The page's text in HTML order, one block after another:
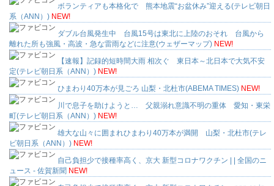
ボランティアも本格化で 熊本地震“お盆休み”迎える(テレビ朝日
系（ANN）) NEW!
ダブル台風発生中 台風15号は東北に上陸のおそれ 台風から
離れた所も強風・高波・急な雷雨などに注意(ウェザーマップ) NEW!
【速報】記録的短時間大雨 相次ぐ 東日本～北日本で大気不安
定(テレビ朝日系（ANN）) NEW!
ひまわり40万本が見ごろ 山梨・北杜市(ABEMA TIMES) NEW!
川で息子を助けようと… 父親溺れ意識不明の重体 愛知・東栄
町(テレビ朝日系（ANN）) NEW!
雄大な山々に囲まれひまわり40万本が満開 山梨・北杜市(テレ
ビ朝日系（ANN）) NEW!
自己負担少で接種率高く、京大 新型コロナワクチン | | 全国のニ
ュース - 佐賀新聞 NEW!